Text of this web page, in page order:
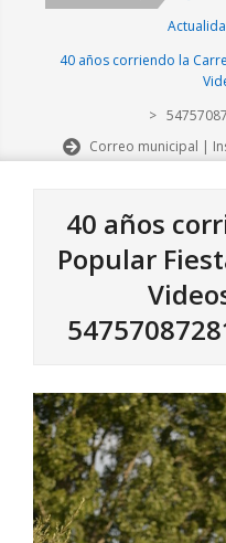
40 años corriendo la
>
Correo municipal |
40 años
Popular